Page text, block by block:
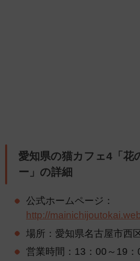
愛知県の猫カフェ4「花
ー」の詳細
公式ホームページ：
http://
場所：愛知県名古屋市西
営業時間：13：00～19：